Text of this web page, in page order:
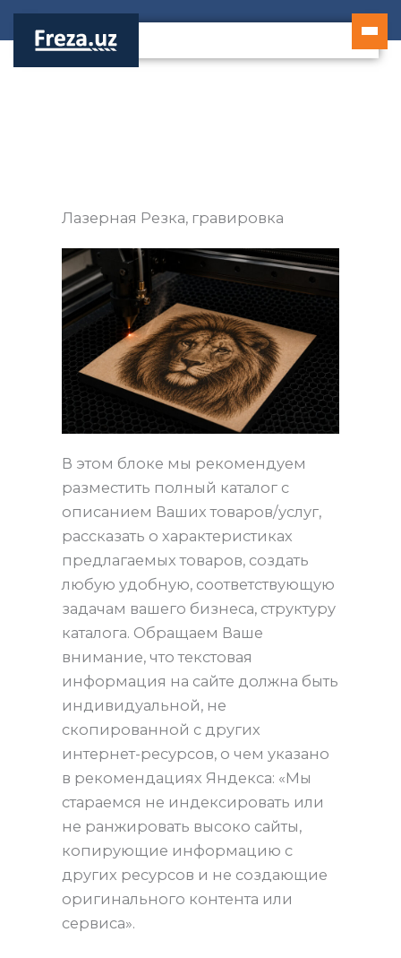
Перейти
Лазерная Резка, гравировка
В этом блоке мы рекомендуем
разместить полный каталог с
описанием Ваших товаров/услуг,
рассказать о характеристиках
предлагаемых товаров, создать
любую удобную, соответствующую
задачам вашего бизнеса, структуру
каталога. Обращаем Ваше
внимание, что текстовая
информация на сайте должна быть
индивидуальной, не
скопированной с других
интернет-ресурсов, о чем указано
в рекомендациях Яндекса: «Мы
стараемся не индексировать или
не ранжировать высоко сайты,
копирующие информацию с
других ресурсов и не создающие
оригинального контента или
сервиса».